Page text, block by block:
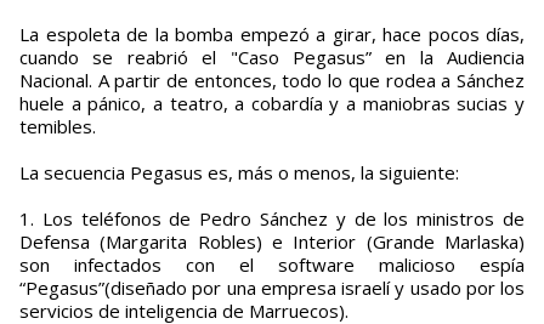
La espoleta de la bomba empezó a girar, hace pocos días,
cuando se reabrió el "Caso Pegasus” en la Audiencia
Nacional. A partir de entonces, todo lo que rodea a Sánchez
huele a pánico, a teatro, a cobardía y a maniobras sucias y
temibles.
La secuencia Pegasus es, más o menos, la siguiente:
1. Los teléfonos de Pedro Sánchez y de los ministros de
Defensa (Margarita Robles) e Interior (Grande Marlaska)
son infectados con el software malicioso espía
“Pegasus”(diseñado por una empresa israelí y usado por los
servicios de inteligencia de Marruecos).